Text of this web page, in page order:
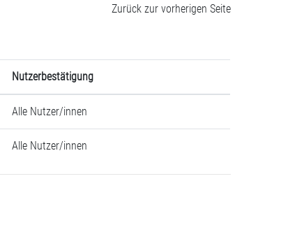
Zurück zur vorherigen Seite
Nutzerbestätigung
Alle Nutzer/innen
Alle Nutzer/innen